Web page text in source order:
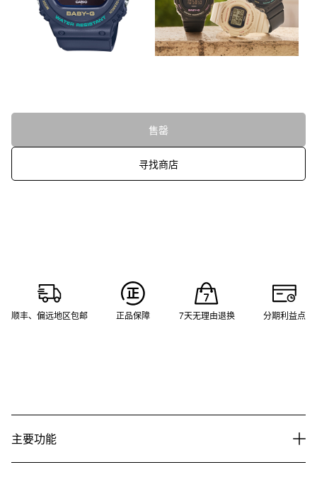
售罄
寻找商店
顺丰、偏远地区包邮 正品保障 7天无理由退换 分期利益点
主要功能